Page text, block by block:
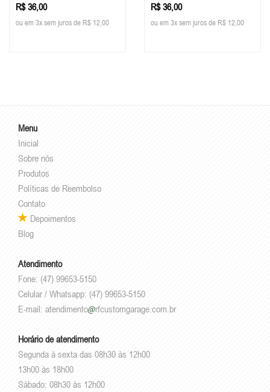
R$ 36,00
ou em 3x sem juros de R$ 12,00
R$ 36,00
ou em 3x sem juros de R$ 12,00
Menu
Inicial
Sobre nós
Produtos
Políticas de Reembolso
Contato
Depoimentos
Blog
Atendimento
Fone: (47) 99653-5150
Celular / Whatsapp: (47) 99653-5150
E-mail: atendimento rfcustomgarage.com.br
Horário de atendimento
Segunda à sexta das 08h30 às 12h00
13h00 às 18h00
Sábado: 08h30 às 12h00